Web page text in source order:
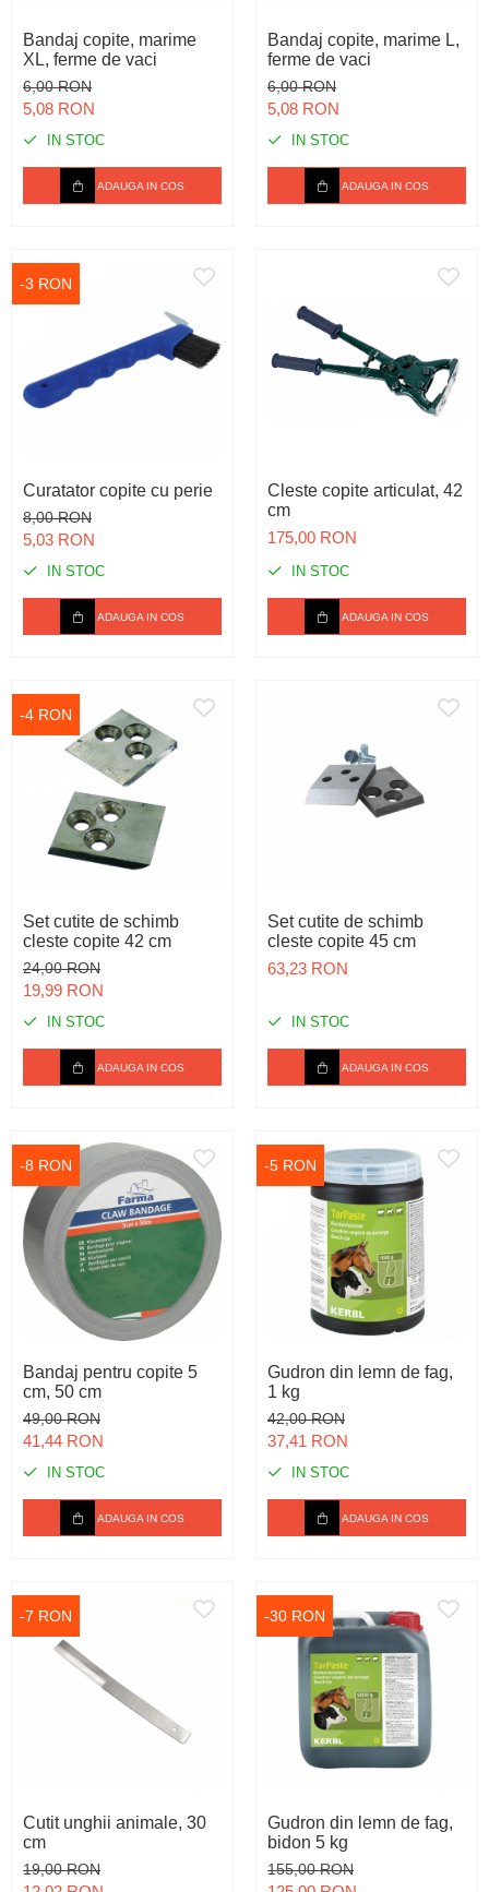
Veterinare
Tamburi fir
Testere
Sisteme fotovoltaice
Ventilatie
Tractare / Carlige auto
Bandaj copite, marime
XL, ferme de vaci
6,00 RON
5,08 RON
IN STOC
ADAUGA IN COS
Bandaj copite, marime L,
ferme de vaci
6,00 RON
5,08 RON
IN STOC
ADAUGA IN COS
-3 RON
Curatator copite cu perie
8,00 RON
5,03 RON
IN STOC
ADAUGA IN COS
Cleste copite articulat, 42
cm
175,00 RON
IN STOC
ADAUGA IN COS
-4 RON
Set cutite de schimb
cleste copite 42 cm
24,00 RON
19,99 RON
IN STOC
ADAUGA IN COS
Set cutite de schimb
cleste copite 45 cm
63,23 RON
IN STOC
ADAUGA IN COS
-8 RON
Bandaj pentru copite 5
cm, 50 cm
49,00 RON
41,44 RON
IN STOC
ADAUGA IN COS
-5 RON
Gudron din lemn de fag,
1 kg
42,00 RON
37,41 RON
IN STOC
ADAUGA IN COS
-7 RON
Cutit unghii animale, 30
cm
19,00 RON
-30 RON
Gudron din lemn de fag,
bidon 5 kg
155,00 RON